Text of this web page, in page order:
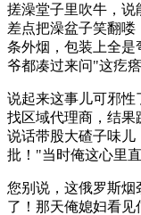
搓澡堂子里吹牛，说
差点把澡盆子笑翻
条外烟，包装上全是
爷都凑过来问"这疙
说起来这事儿可邪性
找区域代理商，结
说话带股大碴子味儿
批！"当时俺这心里
您别说，这俄罗斯烟
了！那天俺媳妇看